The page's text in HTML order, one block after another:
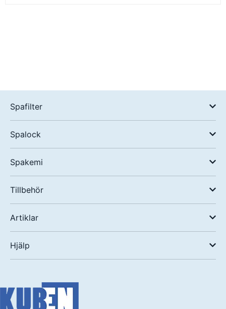
Spafilter
Spalock
Spakemi
Tillbehör
Artiklar
Hjälp